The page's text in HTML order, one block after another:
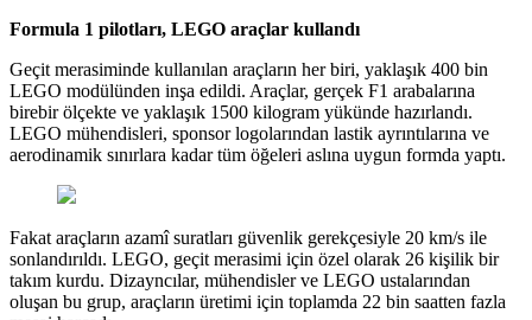
Formula 1 pilotları, LEGO araçlar kullandı
Geçit merasiminde kullanılan araçların her biri, yaklaşık 400 bin
LEGO modülünden inşa edildi. Araçlar, gerçek F1 arabalarına
birebir ölçekte ve yaklaşık 1500 kilogram yükünde hazırlandı.
LEGO mühendisleri, sponsor logolarından lastik ayrıntılarına ve
aerodinamik sınırlara kadar tüm öğeleri aslına uygun formda yaptı.
Fakat araçların azamî suratları güvenlik gerekçesiyle 20 km/s ile
sonlandırıldı. LEGO, geçit merasimi için özel olarak 26 kişilik bir
takım kurdu. Dizayncılar, mühendisler ve LEGO ustalarından
oluşan bu grup, araçların üretimi için toplamda 22 bin saatten fazla